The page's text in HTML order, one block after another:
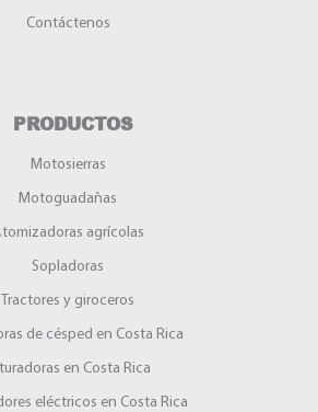
Contáctenos
PRODUCTOS
Motosierras
Motoguadañas
agrícolas
Sopladoras
Tractores y giroceros
de césped en Costa Rica
en Costa Rica
eléctricos en Costa Rica